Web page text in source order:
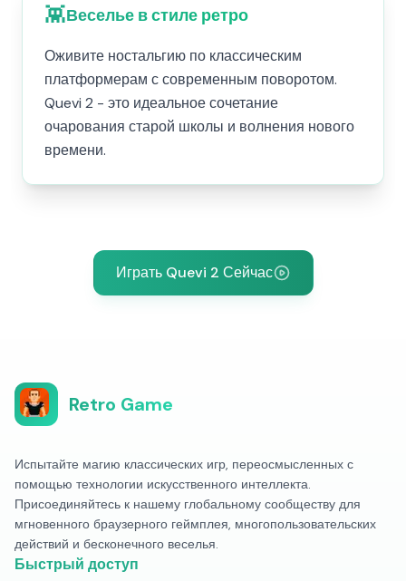
👾Веселье в стиле ретро
Оживите ностальгию по классическим
платформерам с современным поворотом.
Quevi 2 - это идеальное сочетание
очарования старой школы и волнения нового
времени.
Играть Quevi 2 Сейчас
Retro Game
Испытайте магию классических игр, переосмысленных с
помощью технологии искусственного интеллекта.
Присоединяйтесь к нашему глобальному сообществу для
мгновенного браузерного геймплея, многопользовательских
действий и бесконечного веселья.
Быстрый доступ